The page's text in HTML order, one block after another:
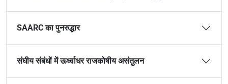
SAARC का पुनरुद्धार
संघीय संबंधों में ऊर्ध्वाधर राजकोषीय असंतुलन